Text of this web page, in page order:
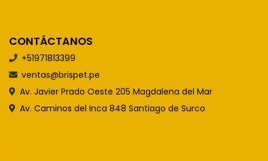
CONTÁCTANOS
+51971813399
ventas@brispet.pe
Av. Javier Prado Oeste 205 Magdalena del Mar
Av. Caminos del Inca 848 Santiago de Surco